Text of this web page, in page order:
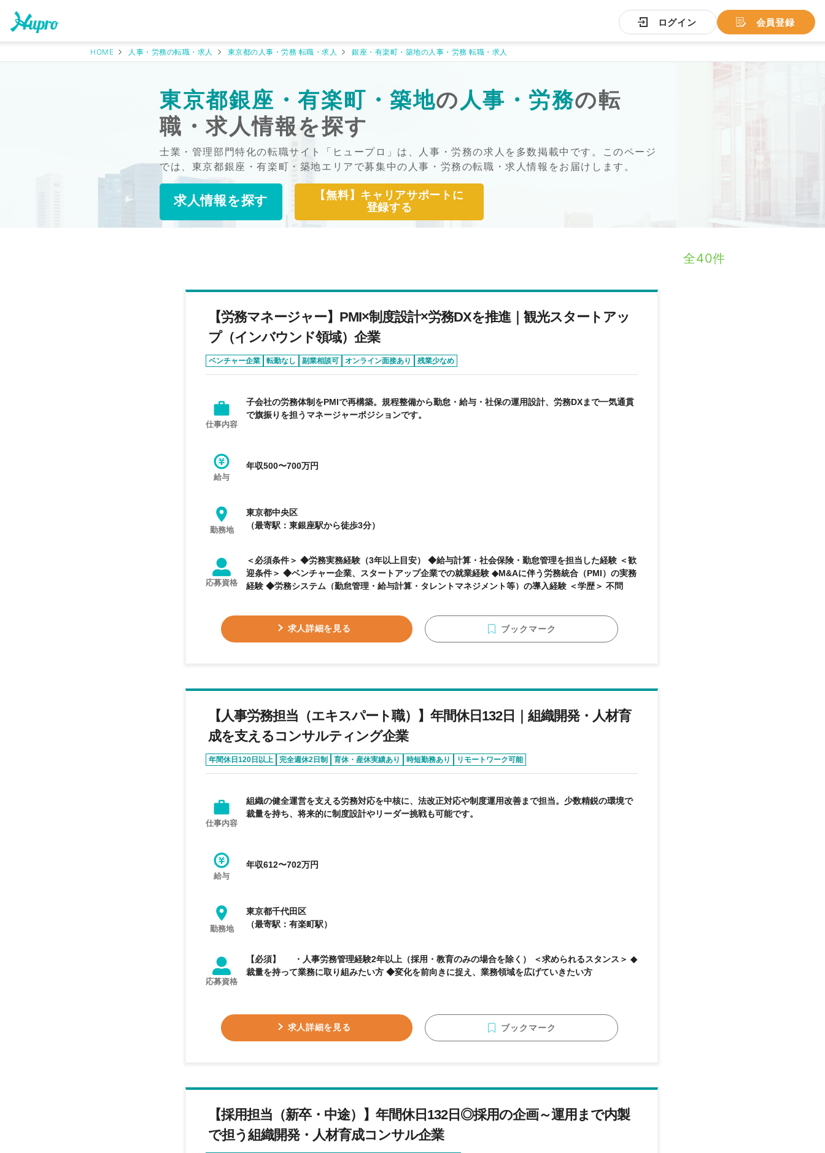
ログイン 会員登録
HOME 人事・労務の転職・求人 東京都の人事・労務 転職・求人 銀座・有楽町・築地の人事・労務 転職・求人
東京都銀座・有楽町・築地の 人事・労務の転
職・求人情報を探す
士業・管理部門特化の転職サイト「ヒュープロ」は、人事・労務の求人を多数掲載中です。このページ
では、東京都銀座・有楽町・築地エリアで募集中の人事・労務の転職・求人情報をお届けします。
求人情報を探す
【無料】キャリアサポートに
登録する
全40件
【労務マネージャー】PMI×制度設計×労務DXを推進｜観光スタートアッ
プ（インバウンド領域）企業
ベンチャー企業 転勤なし 副業相談可 オンライン面接あり 残業少なめ
仕事内容
子会社の労務体制をPMIで再構築。規程整備から勤怠・給与・社保の運用設計、労務DXまで一気通貫
で旗振りを担うマネージャーポジションです。
給与
年収500〜700万円
勤務地
東京都中央区
（最寄駅：東銀座駅から徒歩3分）
応募資格
＜必須条件＞ ◆労務実務経験（3年以上目安） ◆給与計算・社会保険・勤怠管理を担当した経験 ＜歓
迎条件＞ ◆ベンチャー企業、スタートアップ企業での就業経験 ◆M&Aに伴う労務統合（PMI）の実務
経験 ◆労務システム（勤怠管理・給与計算・タレントマネジメント等）の導入経験 ＜学歴＞ 不問
求人詳細を見る ブックマーク
【人事労務担当（エキスパート職）】年間休日132日｜組織開発・人材育
成を支えるコンサルティング企業
年間休日120日以上 完全週休2日制 育休・産休実績あり 時短勤務あり リモートワーク可能
仕事内容
組織の健全運営を支える労務対応を中核に、法改正対応や制度運用改善まで担当。少数精鋭の環境で
裁量を持ち、将来的に制度設計やリーダー挑戦も可能です。
給与
年収612〜702万円
勤務地
東京都千代田区
（最寄駅：有楽町駅）
応募資格
【必須】 ・人事労務管理経験2年以上（採用・教育のみの場合を除く） ＜求められるスタンス＞ ◆
裁量を持って業務に取り組みたい方 ◆変化を前向きに捉え、業務領域を広げていきたい方
求人詳細を見る ブックマーク
【採用担当（新卒・中途）】年間休日132日◎採用の企画～運用まで内製
で担う組織開発・人材育成コンサル企業